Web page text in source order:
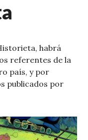
habrá
referentes de la
país, y por
publicados por